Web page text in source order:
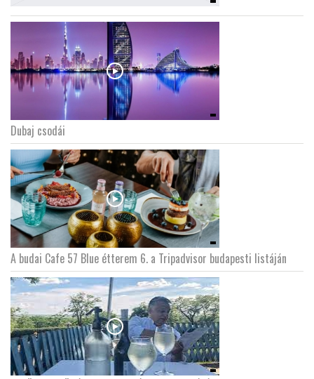
Dubaj csodái
A budai Cafe 57 Blue étterem 6. a Tripadvisor budapesti listáján